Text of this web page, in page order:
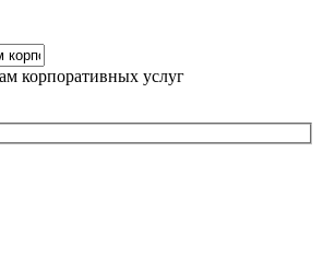
корпоративных услуг